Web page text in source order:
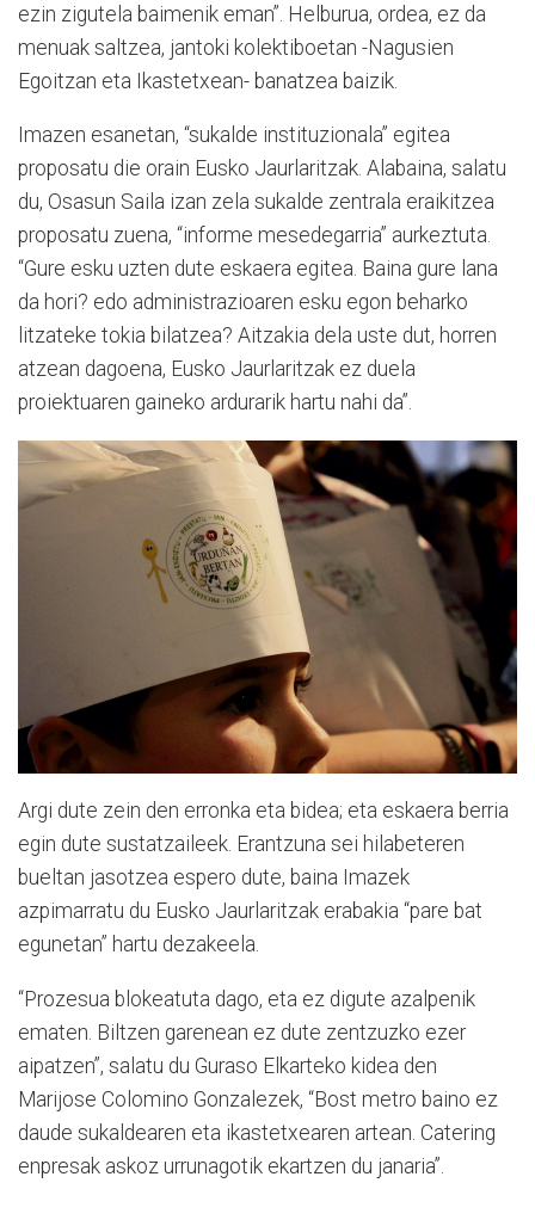
ezin zigutela baimenik eman”. Helburua, ordea, ez da
menuak saltzea, jantoki kolektiboetan -Nagusien
Egoitzan eta Ikastetxean- banatzea baizik.
Imazen esanetan, “sukalde instituzionala” egitea
proposatu die orain Eusko Jaurlaritzak. Alabaina, salatu
du, Osasun Saila izan zela sukalde zentrala eraikitzea
proposatu zuena, “informe mesedegarria” aurkeztuta.
“Gure esku uzten dute eskaera egitea. Baina gure lana
da hori? edo administrazioaren esku egon beharko
litzateke tokia bilatzea? Aitzakia dela uste dut, horren
atzean dagoena, Eusko Jaurlaritzak ez duela
proiektuaren gaineko ardurarik hartu nahi da”.
Argi dute zein den erronka eta bidea; eta eskaera berria
egin dute sustatzaileek. Erantzuna sei hilabeteren
bueltan jasotzea espero dute, baina Imazek
azpimarratu du Eusko Jaurlaritzak erabakia “pare bat
egunetan” hartu dezakeela.
“Prozesua blokeatuta dago, eta ez digute azalpenik
ematen. Biltzen garenean ez dute zentzuzko ezer
aipatzen”, salatu du Guraso Elkarteko kidea den
Marijose Colomino Gonzalezek, “Bost metro baino ez
daude sukaldearen eta ikastetxearen artean. Catering
enpresak askoz urrunagotik ekartzen du janaria”.